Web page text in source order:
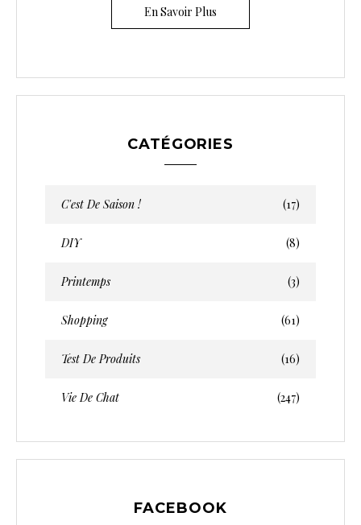
En Savoir Plus
CATÉGORIES
C'est De Saison ! (17)
DIY (8)
Printemps (3)
Shopping (61)
Test De Produits (16)
Vie De Chat (247)
FACEBOOK